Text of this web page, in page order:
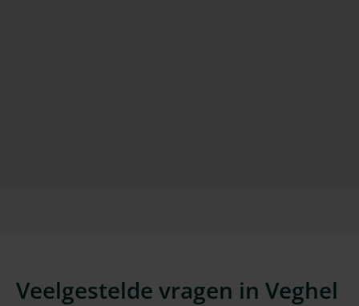
Veelgestelde vragen in Veghel